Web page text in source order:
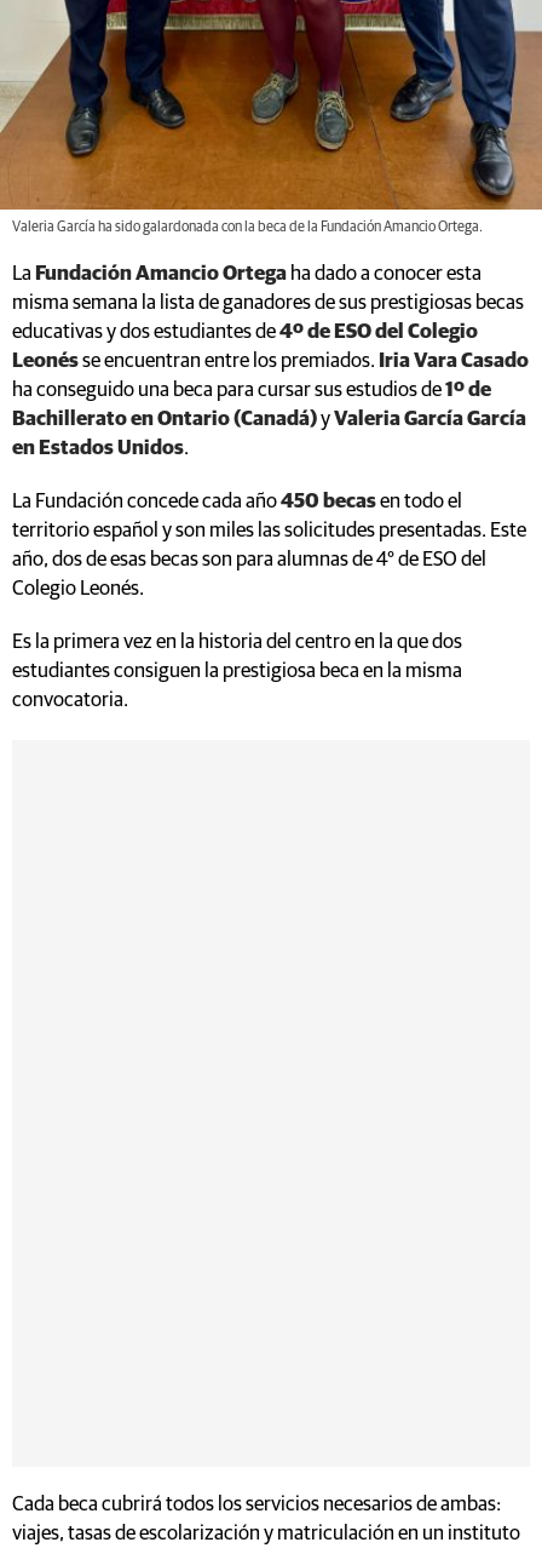
Valeria García ha sido galardonada con la beca de la Fundación Amancio Ortega.
La Fundación Amancio Ortega ha dado a conocer esta
misma semana la lista de ganadores de sus prestigiosas becas
educativas y dos estudiantes de4º de ESO del Colegio
Leonésse encuentran entre los premiados. Iria Vara Casado
ha conseguido una beca para cursar sus estudios de1º de
Bachillerato en Ontario (Canadá)yValeria García García
en Estados Unidos.
La Fundación concede cada año450 becasen todo el
territorio español y son miles las solicitudes presentadas. Este
año, dos de esas becas son para alumnas de 4° de ESO del
Colegio Leonés.
Es la primera vez en la historia del centro en la que dos
estudiantes consiguen la prestigiosa beca en la misma
convocatoria.
Cada beca cubrirá todos los servicios necesarios de ambas:
viajes, tasas de escolarización y matriculación en un instituto